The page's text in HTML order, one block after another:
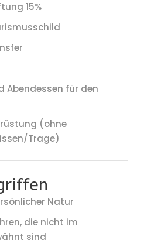
15%
Abendessen für den
(ohne
Trage)
Natur
die nicht im
sind